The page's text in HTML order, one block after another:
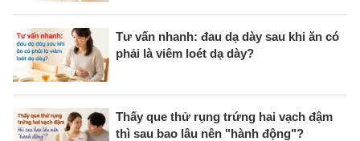
Tư vấn nhanh: đau dạ dày sau khi ăn có
phải là viêm loét dạ dày?
Thấy que thử rụng trứng hai vạch đậm
thì sau bao lâu nên "hành động"?